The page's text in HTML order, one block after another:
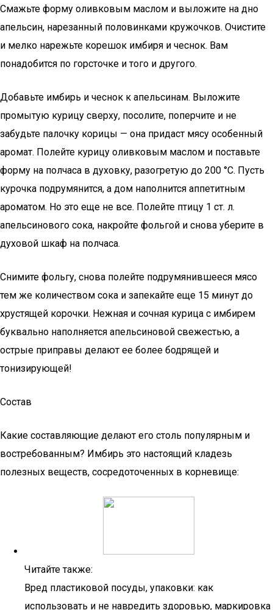
Смажьте форму оливковым маслом и выложите на дно
апельсин, нарезанный половинками кружочков. Очистите
и мелко нарежьте корешок имбиря и чеснок. Вам
понадобится по горсточке и того и другого.
Добавьте имбирь и чеснок к апельсинам. Выложите
промытую курицу сверху, посолите, поперчите и не
забудьте палочку корицы — она придаст мясу особенный
аромат. Полейте курицу оливковым маслом и поставьте
форму на полчаса в духовку, разогретую до 200 °С. Пусть
курочка подрумянится, а дом наполнится аппетитным
ароматом. Но это еще не все. Полейте птицу 1 ст. л.
апельсинового сока, накройте фольгой и снова уберите в
духовой шкаф на полчаса.
Снимите фольгу, снова полейте подрумянившееся мясо
тем же количеством сока и запекайте еще 15 минут до
хрустящей корочки. Нежная и сочная курица с имбирем
буквально наполняется апельсиновой свежестью, а
острые приправы делают ее более бодрящей и
тонизирующей!
Состав
Какие составляющие делают его столь популярным и
востребованным? Имбирь это настоящий кладезь
полезных веществ, сосредоточенных в корневище:
Читайте также:
Вред пластиковой посуды, упаковки: как
использовать и не навредить здоровью, маркировка